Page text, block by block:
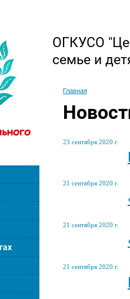
ОГКУСО
семье и
Главная
23 сентября 2020 г.
21 сентября 2020 г.
21 сентября 2020 г.
21 сентября 2020 г.